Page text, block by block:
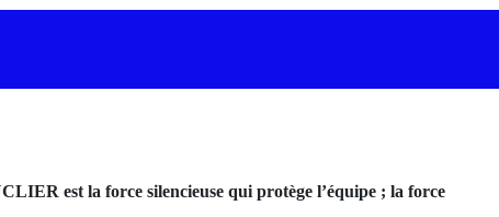
est la force silencieuse qui protège l’équipe ; la force